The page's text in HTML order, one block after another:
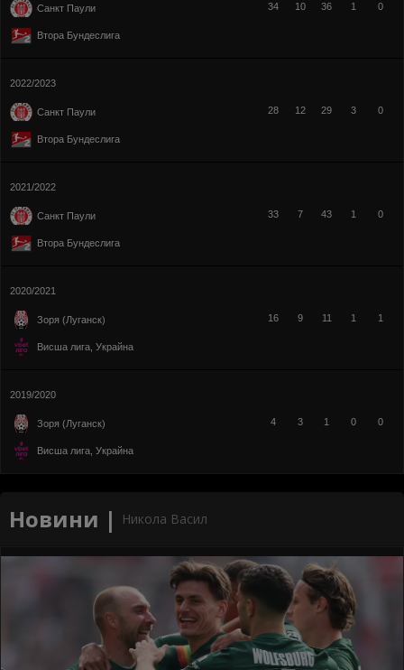
Санкт Паули
Втора Бундеслига
34 10 36 1 0
2022/2023
Санкт Паули
Втора Бундеслига
28 12 29 3 0
2021/2022
Санкт Паули
Втора Бундеслига
33 7 43 1 0
2020/2021
Зоря (Луганск)
Висша лига, Украйна
16 9 11 1 1
2019/2020
Зоря (Луганск)
Висша лига, Украйна
4 3 1 0 0
Новини | Никола Васил